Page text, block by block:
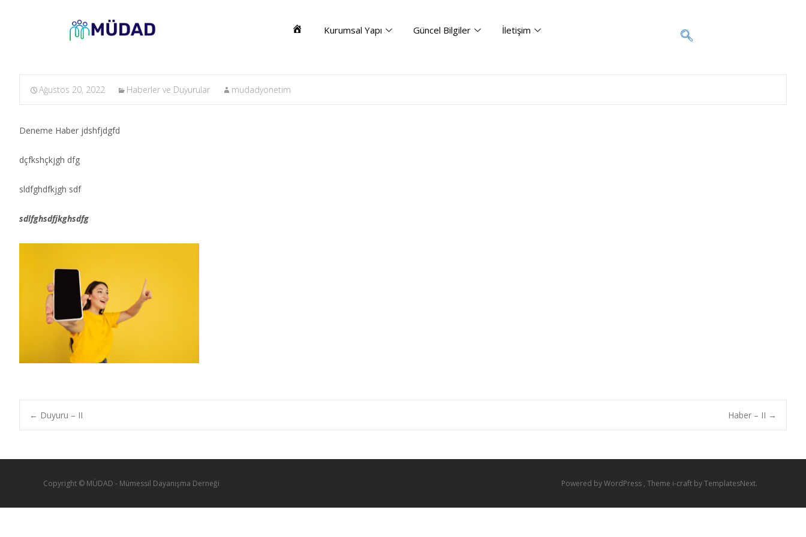
Ana
Kurumsal Yapı Güncel Bilgiler İletişim
Ağustos 20, 2022 Haberler ve Duyurular mudadyonetim
Deneme Haber jdshfjdgfd
dçfkshçkjgh dfg
sldfghdfkjgh sdf
sdlfghsdfjkghsdfg
← Duyuru – II Haber – II →
Copyright © MÜDAD - Mümessil Dayanışma Derneği Powered by WordPress , Theme i-craft by TemplatesNext.